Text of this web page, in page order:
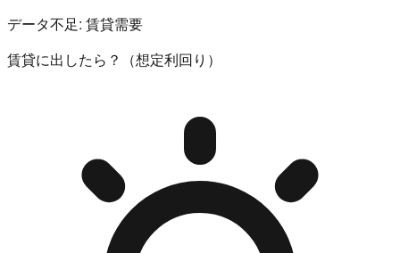
データ不足: 賃貸需要
賃貸に出したら？（想定利回り）